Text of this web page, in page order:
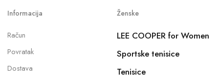
Informacija
Račun
Povratak
Dostava
Ženske
LEE COOPER for Women
Sportske tenisice
Tenisice